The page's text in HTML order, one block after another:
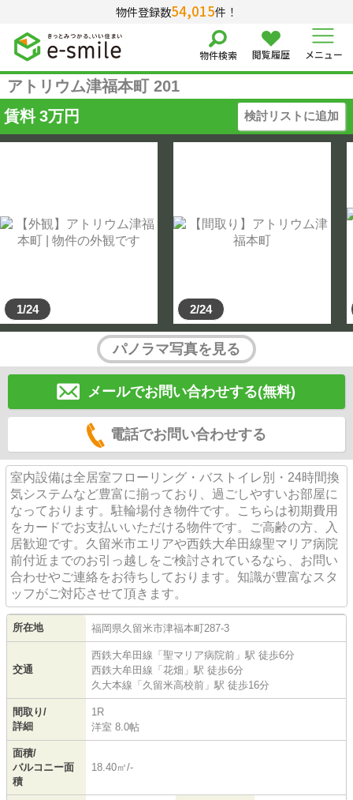
物件登録数54,015件！
物件検索 閲覧履歴 メニュー
アトリウム津福本町 201
賃料 3万円 検討リストに追加
1/24 2/24
パノラマ写真を見る
メールでお問い合わせする(無料)
電話でお問い合わせする
室内設備は全居室フローリング・バストイレ別・24時間換
気システムなど豊富に揃っており、過ごしやすいお部屋に
なっております。駐輪場付き物件です。こちらは初期費用
をカードでお支払いいただける物件です。ご高齢の方、入
居歓迎です。久留米市エリアや西鉄大牟田線聖マリア病院
前付近までのお引っ越しをご検討されているなら、お問い
合わせやご連絡をお待ちしております。知識が豊富なスタ
ッフがご対応させて頂きます。
所在地 福岡県久留米市津福本町287-3
交通
西鉄大牟田線 「聖マリア病院前 」駅 徒歩6分
西鉄大牟田線 「花畑 」駅 徒歩6分
久大本線 「久留米高校前 」駅 徒歩16分
間取り/
詳細
1R
洋室 8.0帖
面積/
バルコニー面
積
18.40㎡/-